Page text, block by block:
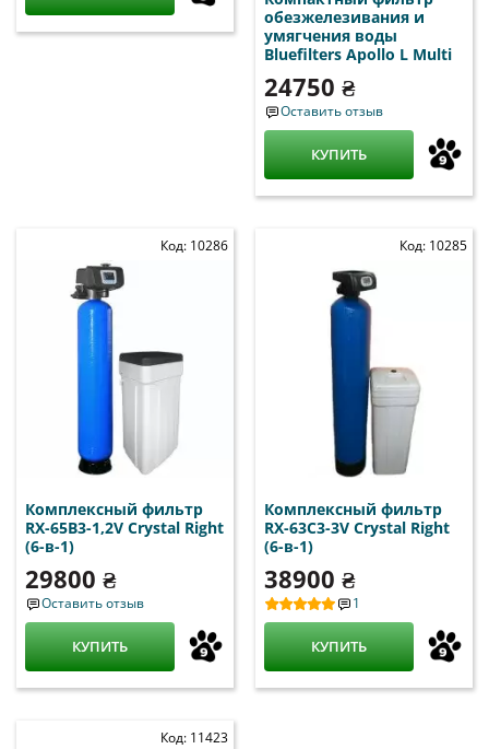
обезжелезивания и
умягчения воды
Bluefilters Apollo L Multi
24750 ₴
Оставить отзыв
КУПИТЬ
Код: 10286
Комплексный фильтр
RX-65B3-1,2V Crystal Right
(6-в-1)
29800 ₴
Оставить отзыв
КУПИТЬ
Код: 10285
Комплексный фильтр
RX-63C3-3V Crystal Right
(6-в-1)
38900 ₴
1
КУПИТЬ
Код: 11423